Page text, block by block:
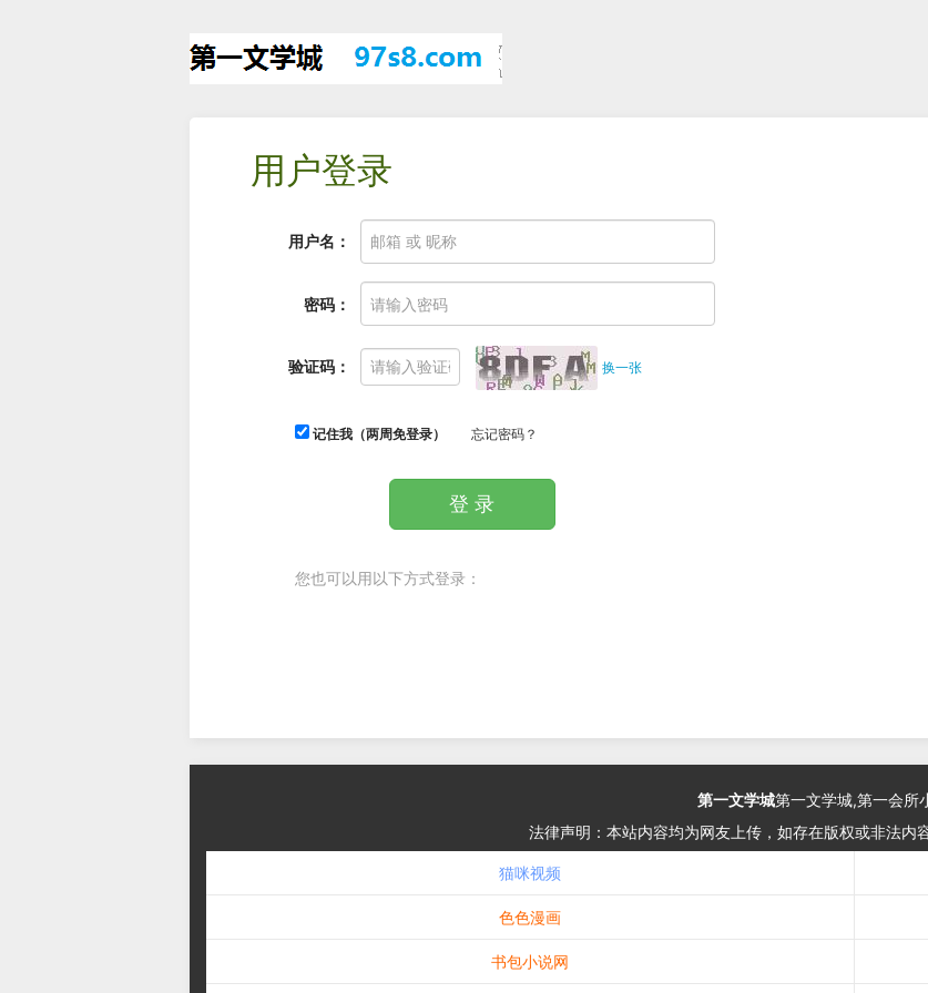
用户登录
用户名：
密码：
验证码： 换一张
记住我（两周免登录） 忘记密码？
登 录
您也可以用以下方式登录：
第一文学城第一文学城,第一会所
法律声明：本站内容均为网友上传，如存在版权或非法内
猫咪视频
色色漫画
书包小说网